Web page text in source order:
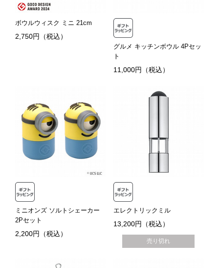
ボウルウィスク ミニ 21cm
2,750円（税込）
グルメ キッチンボウル 4Pセッ
ト
11,000円（税込）
ミニオンズ ソルトシェーカー
2Pセット
2,200円（税込）
エレクトリックミル
13,200円（税込）
売り切れ